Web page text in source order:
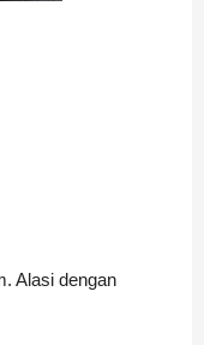
Alasi dengan